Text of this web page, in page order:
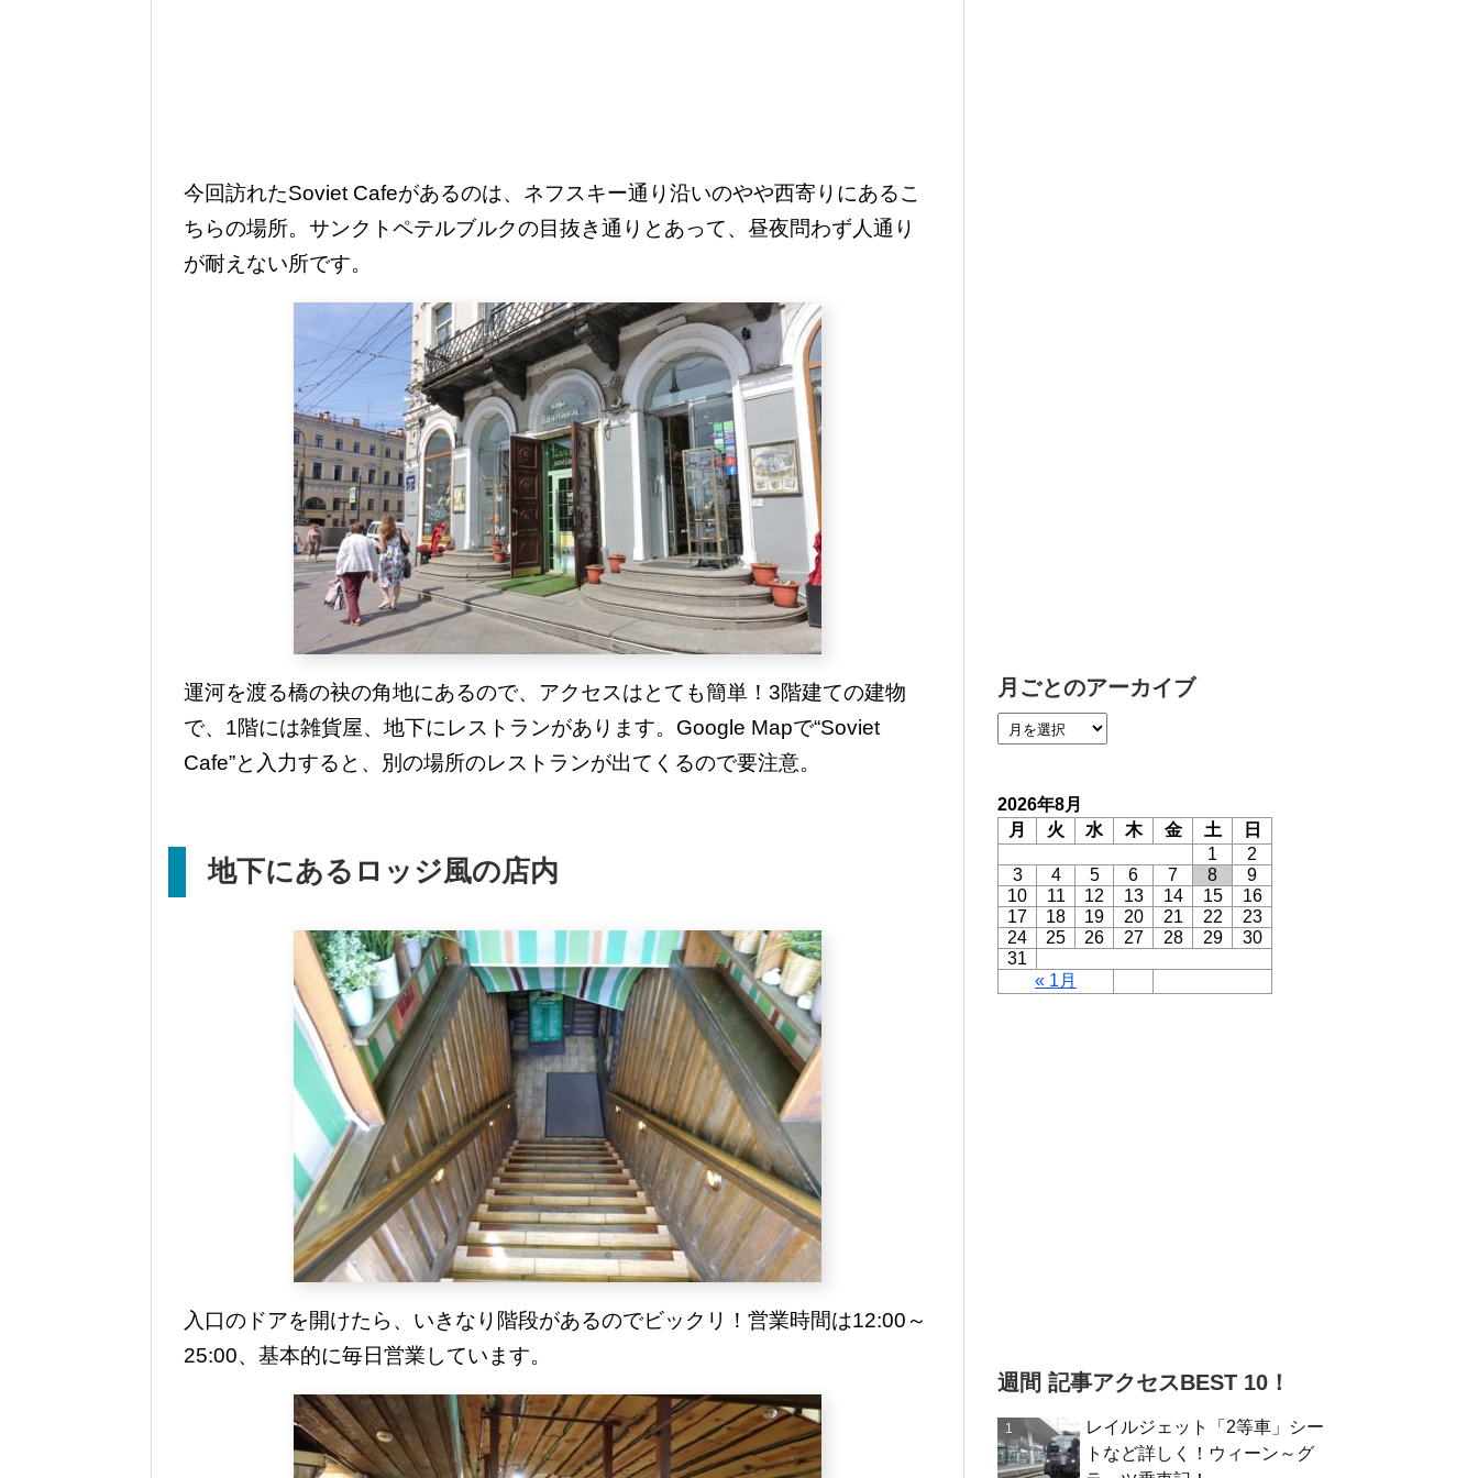
今回訪れたSoviet Cafeがあるのは、ネフスキー通り沿いのやや西寄りにあるこ
ちらの場所。サンクトペテルブルクの目抜き通りとあって、昼夜問わず人通り
が耐えない所です。
運河を渡る橋の袂の角地にあるので、アクセスはとても簡単！3階建ての建物
で、1階には雑貨屋、地下にレストランがあります。Google Mapで“Soviet
Cafe”と入力すると、別の場所のレストランが出てくるので要注意。
地下にあるロッジ風の店内
入口のドアを開けたら、いきなり階段があるのでビックリ！営業時間は12:00～
25:00、基本的に毎日営業しています。
月ごとのアーカイブ
2026年8月
月
火 水 木 金 土 日
« 1月
1
2
3
4 5 6 7 8
9
10
11 12 13 14 15
16
17
18 19 20 21 22
23
24
25 26 27 28 29
30
31
週間 記事アクセスBEST 10！
レイルジェット「2等車」シー
トなど詳しく！ウィーン～グ